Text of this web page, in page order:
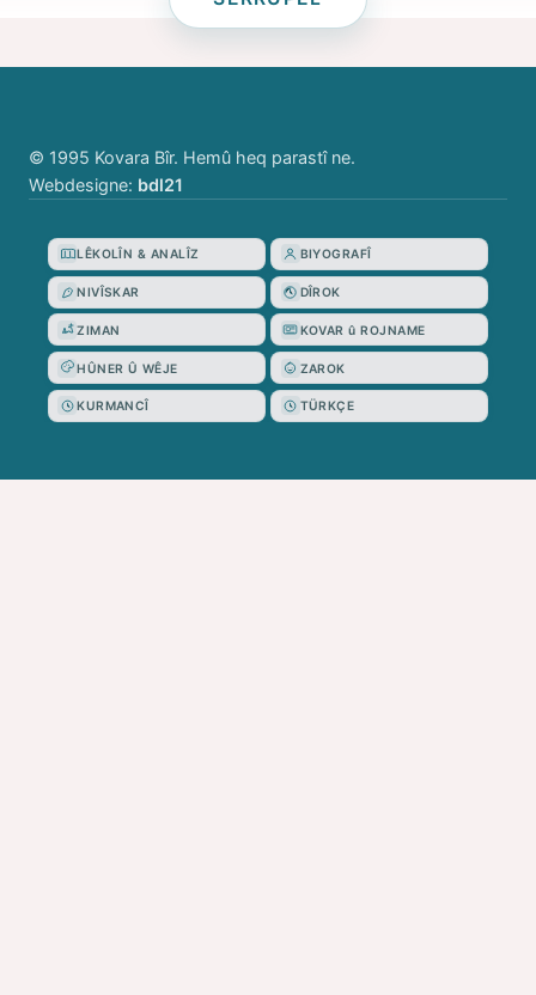
© 1995 Kovara Bîr. Hemû heq parastî ne.
Webdesigne: bdl21
LÊKOLÎN & ANALÎZ BIYOGRAFÎ
NIVÎSKAR DÎROK
ZIMAN KOVAR û ROJNAME
HÛNER Û WÊJE ZAROK
KURMANCÎ TÜRKÇE